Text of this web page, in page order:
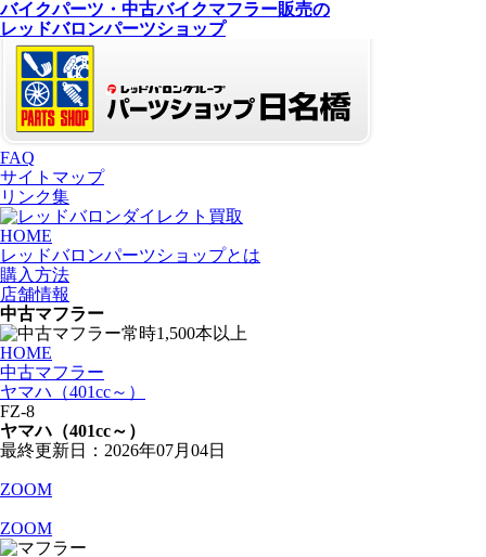
バイクパーツ・中古バイクマフラー販売の
レッドバロンパーツショップ
FAQ
サイトマップ
リンク集
HOME
レッドバロンパーツショップとは
購入方法
店舗情報
中古マフラー
HOME
中古マフラー
ヤマハ（401cc～）
FZ-8
ヤマハ（401cc～）
最終更新日：2026年07月04日
ZOOM
ZOOM